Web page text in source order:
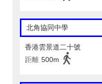
北角協同中學
香港雲景道二十號
距離 500m